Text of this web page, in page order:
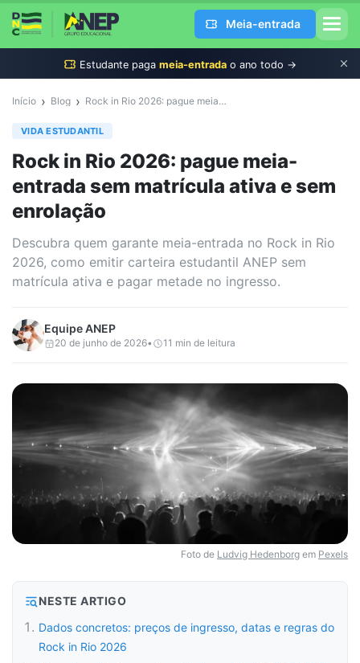
Meia-entrada
Estudante paga meia-entrada o ano todo →
Início › Blog › Rock in Rio 2026: pague meia-entrada sem matrícula ativa e sem enrolação
VIDA ESTUDANTIL
Rock in Rio 2026: pague meia-
entrada sem matrícula ativa e sem
enrolação
Descubra quem garante meia-entrada no Rock in Rio
2026, como emitir carteira estudantil ANEP sem
matrícula ativa e pagar metade no ingresso.
EquipeANEP
20 de junho de 2026• 11 min de leitura
Foto de Ludvig Hedenborg em Pexels
NESTE ARTIGO
Dados concretos: preços de ingresso, datas e regras do
Rock in Rio 2026